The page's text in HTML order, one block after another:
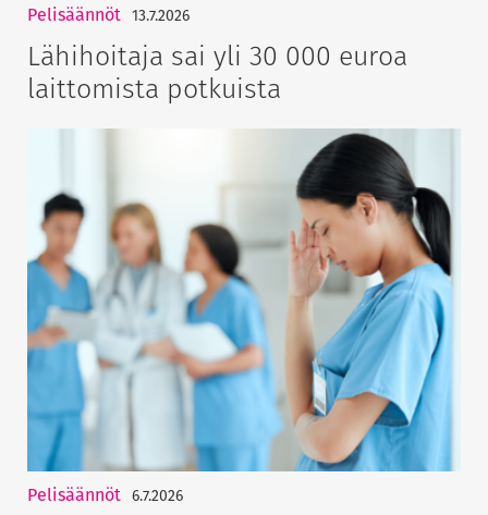
Pelisäännöt 13.7.2026
Lähihoitaja sai yli 30 000 euroa
laittomista potkuista
Pelisäännöt 6.7.2026